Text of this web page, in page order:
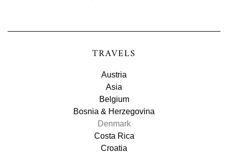
TRAVELS
Austria
Asia
Belgium
Bosnia & Herzegovina
Denmark
Costa Rica
Croatia